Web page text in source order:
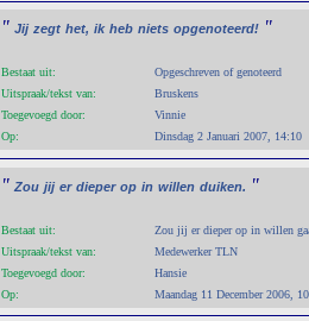
" Jij zegt het, ik heb niets opgenoteerd! "
Bestaat uit:
Opgeschreven of genoteerd
Uitspraak/tekst van:
Bruskens
Toegevoegd door:
Vinnie
Op:
Dinsdag 2 Januari 2007, 14:10
" Zou jij er dieper op in willen duiken. "
Bestaat uit:
Zou jij er dieper op in willen
Uitspraak/tekst van:
Medewerker TLN
Toegevoegd door:
Hansie
Op:
Maandag 11 December 2006,